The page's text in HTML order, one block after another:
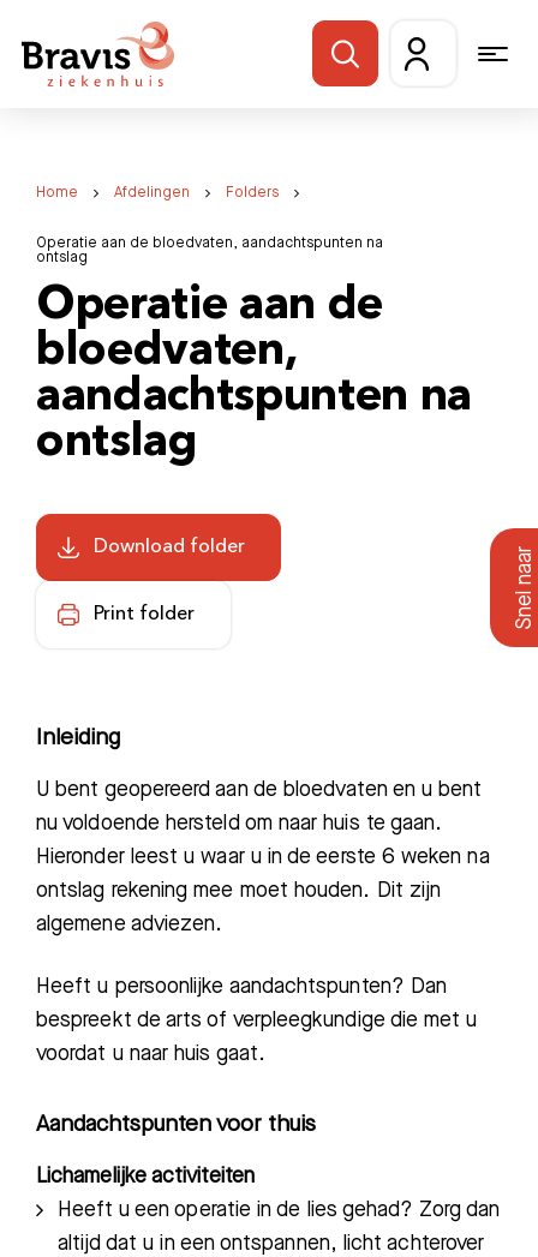
Home Afdelingen Folders
Operatie aan de bloedvaten, aandachtspunten na
ontslag
Operatie aan de
bloedvaten,
aandachtspunten na
ontslag
Download folder
Print folder
Inleiding
U bent geopereerd aan de bloedvaten en u bent
nu voldoende hersteld om naar huis te gaan.
Hieronder leest u waar u in de eerste 6 weken na
ontslag rekening mee moet houden. Dit zijn
algemene adviezen.
Heeft u persoonlijke aandachtspunten? Dan
bespreekt de arts of verpleegkundige die met u
voordat u naar huis gaat.
Aandachtspunten voor thuis
Lichamelijke activiteiten
Heeft u een operatie in de lies gehad? Zorg dan
altijd dat u in een ontspannen, licht achterover